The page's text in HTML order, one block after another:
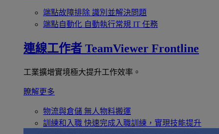
端點故障排除 識別並解決問題
端點自動化 自動執行常規 IT 任務
連線工作者 TeamViewer Frontline
工業擴增實境極大提升工作效率。
瞭解更多
物流與倉儲 無人物料搬運
訓練和入職 快速完成入職訓練，實現技能提升